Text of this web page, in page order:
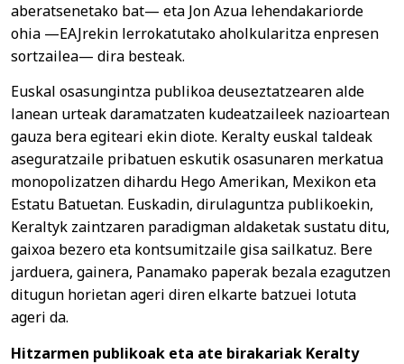
aberatsenetako bat— eta Jon Azua lehendakariorde
ohia —EAJrekin lerrokatutako aholkularitza enpresen
sortzailea— dira besteak.
Euskal osasungintza publikoa deuseztatzearen alde
lanean urteak daramatzaten kudeatzaileek nazioartean
gauza bera egiteari ekin diote. Keralty euskal taldeak
aseguratzaile pribatuen eskutik osasunaren merkatua
monopolizatzen dihardu Hego Amerikan, Mexikon eta
Estatu Batuetan. Euskadin, dirulaguntza publikoekin,
Keraltyk zaintzaren paradigman aldaketak sustatu ditu,
gaixoa bezero eta kontsumitzaile gisa sailkatuz. Bere
jarduera, gainera, Panamako paperak bezala ezagutzen
ditugun horietan ageri diren elkarte batzuei lotuta
ageri da.
Hitzarmen publikoak eta ate birakariak Keralty